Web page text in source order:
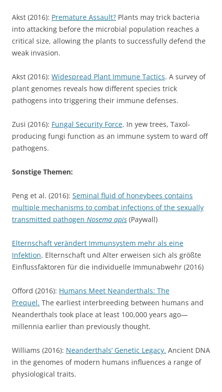
Akst (2016): Premature Assault? Plants may trick bacteria
into attacking before the microbial population reaches a
critical size, allowing the plants to successfully defend the
weak invasion.
Akst (2016): Widespread Plant Immune Tactics. A survey of
plant genomes reveals how different species trick
pathogens into triggering their immune defenses.
Zusi (2016): Fungal Security Force. In yew trees, Taxol-
producing fungi function as an immune system to ward off
pathogens.
Sonstige Themen:
Peng et al. (2016): Seminal fluid of honeybees contains
multiple mechanisms to combat infections of the sexually
transmitted pathogen Nosema apis (Paywall)
Elternschaft verändert Immunsystem mehr als eine
Infektion. Elternschaft und Alter erweisen sich als größte
Einflussfaktoren für die individuelle Immunabwehr (2016)
Offord (2016): Humans Meet Neanderthals: The
Prequel. The earliest interbreeding between humans and
Neanderthals took place at least 100,000 years ago—
millennia earlier than previously thought.
Williams (2016): Neanderthals’ Genetic Legacy. Ancient DNA
in the genomes of modern humans influences a range of
physiological traits.